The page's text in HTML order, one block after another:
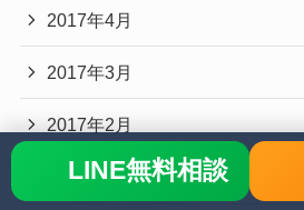
2017年4月
2017年3月
2017年2月
2017年1月
LINE無料相談